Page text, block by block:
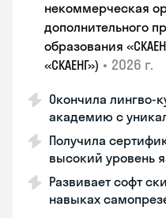
некоммерческая
дополнительного
образования
«СКАЕНГ») • 2026 г.
Окончила лингво-
академию с
Получила
высокий уровень
Развивает софт
навыках